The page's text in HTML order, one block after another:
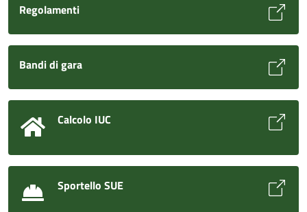
Regolamenti
Bandi di gara
Calcolo IUC
Sportello SUE